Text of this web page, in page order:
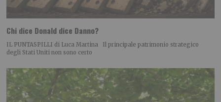
Chi dice Donald dice Danno?
IL PUNTASPILLI di Luca Martina Il principale patrimonio strategico
degli Stati Uniti non sono certo